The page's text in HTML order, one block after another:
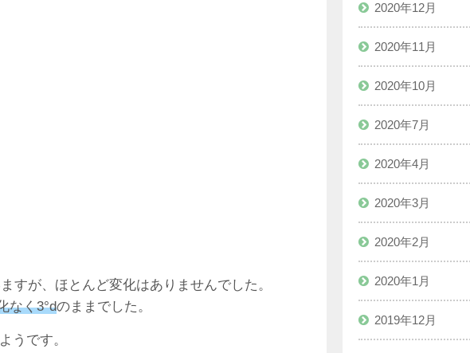
すが、ほとんど変化はありませんでした。
なく3°dのままでした。
うです。
2020年12月
2020年11月
2020年10月
2020年7月
2020年4月
2020年3月
2020年2月
2020年1月
2019年12月